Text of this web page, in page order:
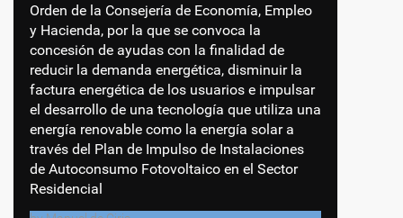
Orden de la Consejería de Economía, Empleo
y Hacienda, por la que se convoca la
concesión de ayudas con la finalidad de
reducir la demanda energética, disminuir la
factura energética de los usuarios e impulsar
el desarrollo de una tecnología que utiliza una
energía renovable como la energía solar a
través del Plan de Impulso de Instalaciones
de Autoconsumo Fotovoltaico en el Sector
Residencial